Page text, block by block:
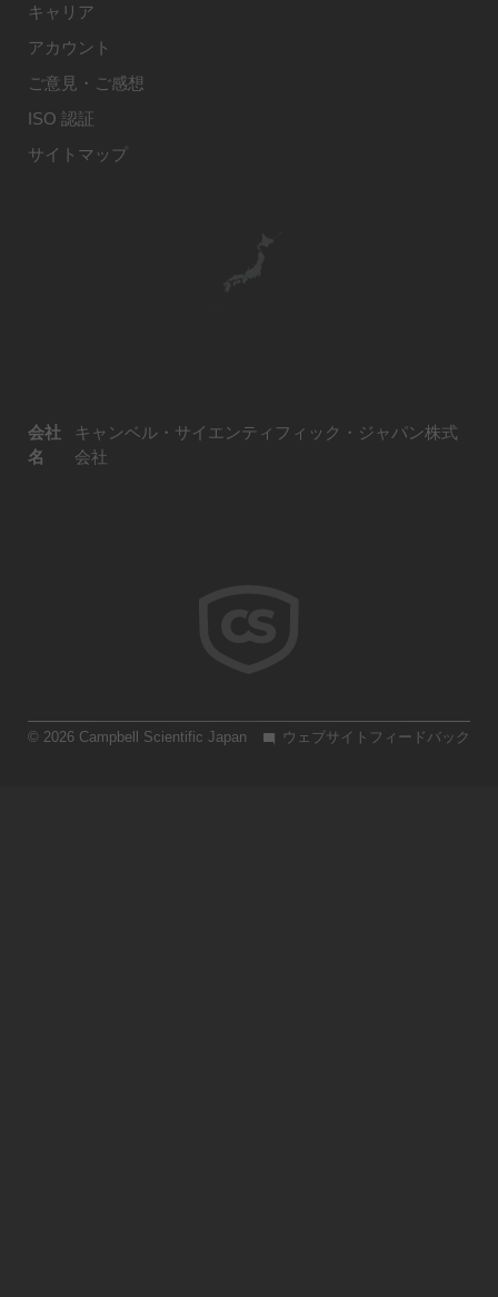
キャリア
アカウント
ご意見・ご感想
ISO 認証
サイトマップ
会社
名
キャンベル・サイエンティフィック・ジャパン株式
会社
ウェブサイトフィードバック
© 2026 Campbell Scientific Japan